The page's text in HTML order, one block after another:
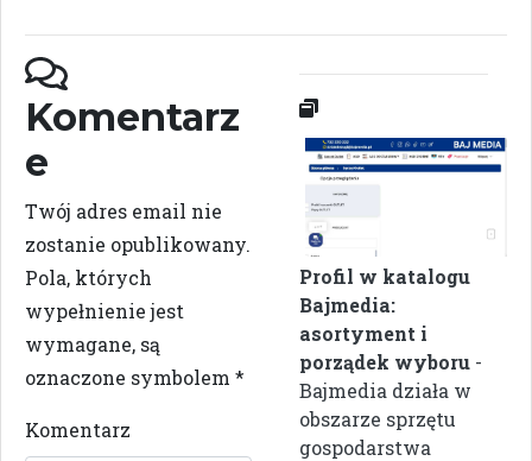
Komentarz
e
Twój adres email nie
zostanie opublikowany.
Pola, których
wypełnienie jest
wymagane, są
oznaczone symbolem *
Komentarz
Profil w katalogu
Bajmedia:
asortyment i
porządek wyboru -
Bajmedia działa w
obszarze sprzętu
gospodarstwa